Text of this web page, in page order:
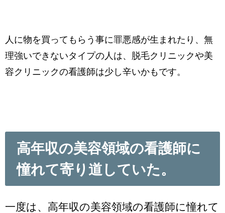
人に物を買ってもらう事に罪悪感が生まれたり、無
理強いできないタイプの人は、脱毛クリニックや美
容クリニックの看護師は少し辛いかもです。
高年収の美容領域の看護師に
憧れて寄り道していた。
一度は、高年収の美容領域の看護師に憧れて